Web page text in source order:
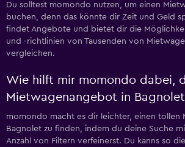
Du solltest momondo nutzen, um einen
buchen, denn das könnte dir Zeit und Geld
findet Angebote und bietet dir die
und -richtlinien von Tausenden von
vergleichen.
Wie hilft mir momondo dabei,
Mietwagenangebot in
momondo macht es dir leichter, einen tollen
Bagnolet zu finden, indem du deine Suche
Anzahl von Filtern verfeinerst. Du kanns so